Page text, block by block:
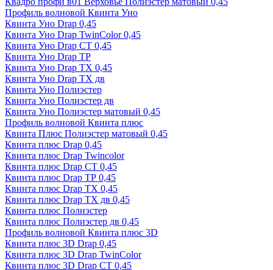
Профиль волновой Квинта Уно
Квинта Уно Drap 0,45
Квинта Уно Drap TwinColor 0,45
Квинта Уно Drap СТ 0,45
Квинта Уно Drap ТР
Квинта Уно Drap ТХ 0,45
Квинта Уно Drap ТХ дв
Квинта Уно Полиэстер
Квинта Уно Полиэстер дв
Квинта Уно Полиэстер матовый 0,45
Профиль волновой Квинта плюс
Квинта Плюс Полиэстер матовый 0,45
Квинта плюс Drap 0,45
Квинта плюс Drap Twincolor
Квинта плюс Drap СТ 0,45
Квинта плюс Drap ТР 0,45
Квинта плюс Drap ТХ 0,45
Квинта плюс Drap ТХ дв 0,45
Квинта плюс Полиэстер
Квинта плюс Полиэстер дв 0,45
Профиль волновой Квинта плюс 3D
Квинта плюс 3D Drap 0,45
Квинта плюс 3D Drap TwinColor
Квинта плюс 3D Drap СТ 0,45